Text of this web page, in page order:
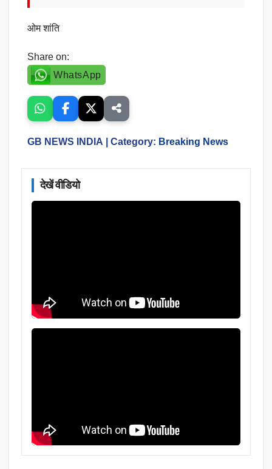
ओम शांति
Share on:
WhatsApp
GB NEWS INDIA | Category: Breaking News
देखें वीडियो